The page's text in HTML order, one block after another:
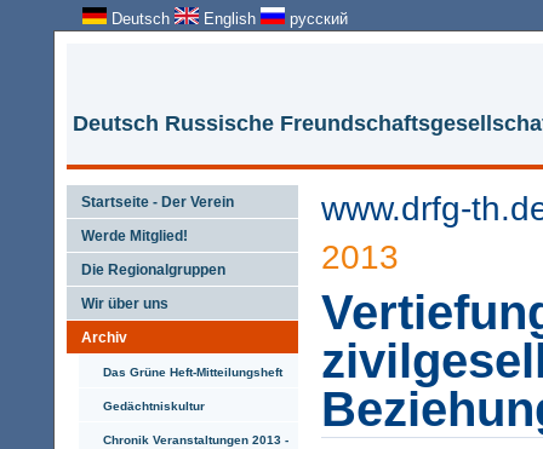
Deutsch English русский
Deutsch Russische
Startseite - Der Verein
Werde Mitglied!
Die Regionalgruppen
Wir über uns
Archiv
Das Grüne Heft-Mitteilungsheft
Gedächtniskultur
Chronik Veranstaltungen 2013 -
www.drfg-
2013